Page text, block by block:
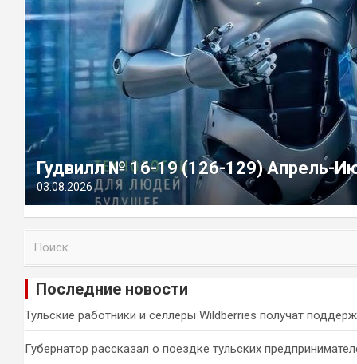
Гудвилл № 16-19 (126-129) Апрель-
03.08.2026
и
Последние новости
Тульские работники и селлеры Wildberries получат
Губернатор рассказал о поездке тульских